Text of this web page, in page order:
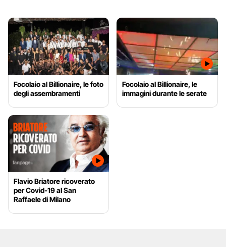
Focolaio al Billionaire, le foto
degli assembramenti
Focolaio al Billionaire, le
immagini durante le serate
Flavio Briatore ricoverato
per Covid-19 al San
Raffaele di Milano